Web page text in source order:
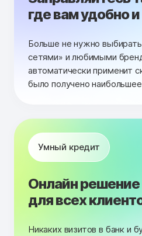
где вам удобно
Больше не нужно
сетями» и любимыми
автоматически применит
было получено
Умный кредит
Онлайн решение
для всех
Никаких визитов в банк и